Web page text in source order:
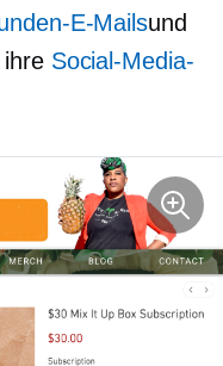
E-Mailsund
ihre Social-Media-